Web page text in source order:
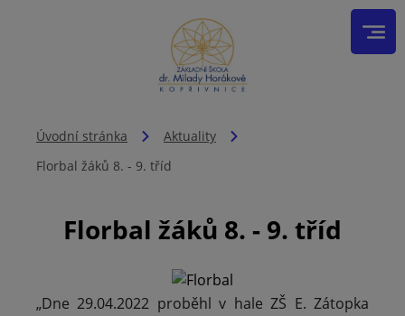
Úvodní stránka
Aktuality
Florbal žáků 8. - 9. tříd
Florbal žáků 8. - 9. tříd
„Dne 29.04.2022 proběhl v hale ZŠ E. Zátopka